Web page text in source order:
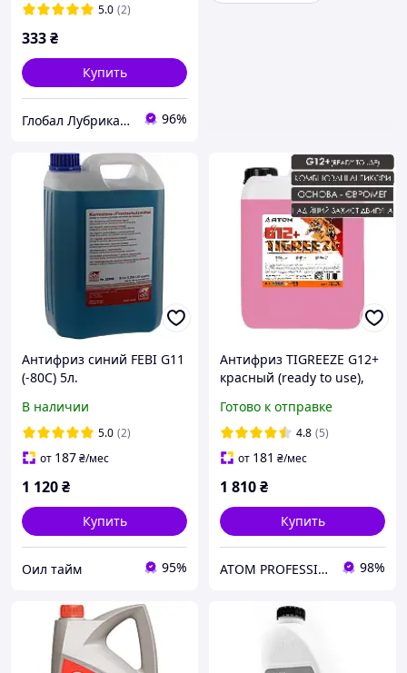
5.0 (2)
333₴
Купить
Глобал Лубрикантс Украина 96%
Антифриз синий FEBI G11
(-80С) 5л.
В наличии
5.0 (2)
от 187₴/мес
1 120₴
Купить
Оил тайм 95%
Антифриз TIGREEZE G12+
красный (ready to use),
Готово к отправке
4.8 (5)
от 181 ₴/мес
1 810₴
Купить
ATOM PROFESSIONAL - Интернет магазин автохимии 98%